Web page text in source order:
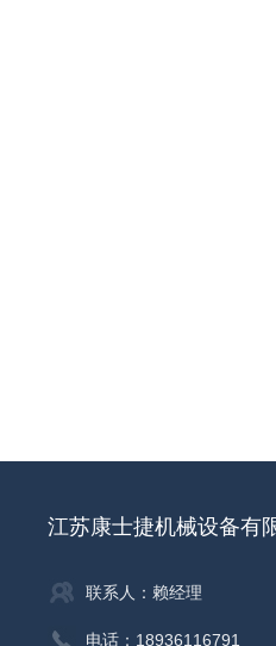
江苏康士捷机械设备有
联系人：赖经理
电话：18936116791